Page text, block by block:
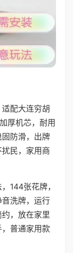
适配大连穷胡
厚机芯，耐用
防滑，出牌
民，家用商
144张花牌，
洗牌，运行
，放在家里
普通家用款